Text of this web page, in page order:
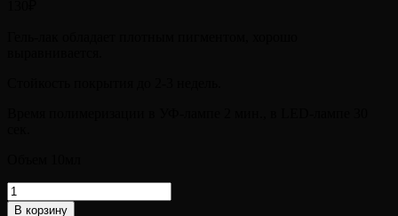
Количество
товара
В корзину